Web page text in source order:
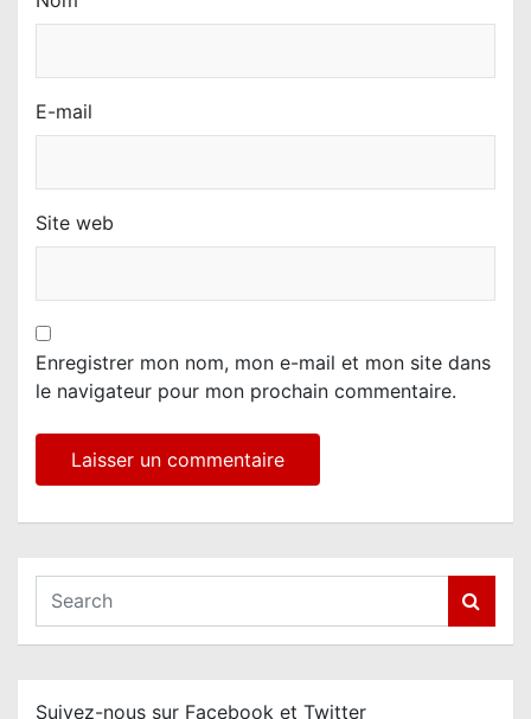
E-mail
Site web
Enregistrer mon nom, mon e-mail et mon site dans
le navigateur pour mon prochain commentaire.
a
c
Suivez-nous sur Facebook et Twitter